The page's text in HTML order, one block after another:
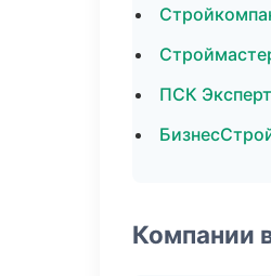
ПСК
Компании